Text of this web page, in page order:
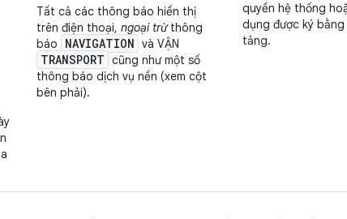
Tất cả các thông báo hiển thị
trên điện thoại, ngoại trừthông
báo
NAVIGATION và VẬN
TRANSPORT cũng như một số
thông báo dịch vụ nền (xem cột
bên phải).
quyền hệ thống
dụng được ký bằng
tảng.